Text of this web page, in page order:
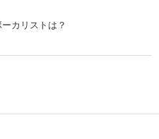
カリストは？